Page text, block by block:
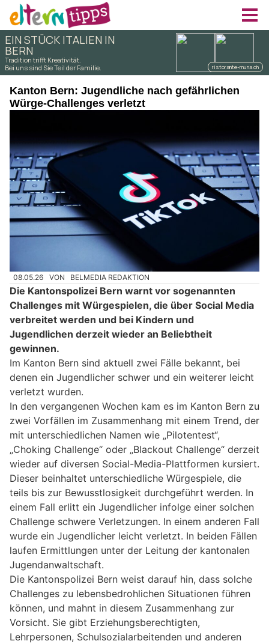
Kanton Bern: Jugendliche nach gefährlichen
Würge-Challenges verletzt
08.05.26 VON BELMEDIA REDAKTION
Die Kantonspolizei Bern warnt vor sogenannten
Challenges mit Würgespielen, die über Social Media
verbreitet werden und bei Kindern und
Jugendlichen derzeit wieder an Beliebtheit
gewinnen.
Im Kanton Bern sind aktuell zwei Fälle bekannt, bei
denen ein Jugendlicher schwer und ein weiterer leicht
verletzt wurden.
In den vergangenen Wochen kam es im Kanton Bern zu
zwei Vorfällen im Zusammenhang mit einem Trend, der
mit unterschiedlichen Namen wie „Pilotentest“,
„Choking Challenge“ oder „Blackout Challenge“ derzeit
wieder auf diversen Social-Media-Plattformen kursiert.
Dieser beinhaltet unterschiedliche Würgespiele, die
teils bis zur Bewusstlosigkeit durchgeführt werden. In
einem Fall erlitt ein Jugendlicher infolge einer solchen
Challenge schwere Verletzungen. In einem anderen Fall
wurde ein Jugendlicher leicht verletzt. In beiden Fällen
laufen Ermittlungen unter der Leitung der kantonalen
Jugendanwaltschaft.
Die Kantonspolizei Bern weist darauf hin, dass solche
Challenges zu lebensbedrohlichen Situationen führen
können, und mahnt in diesem Zusammenhang zur
Vorsicht. Sie gibt Erziehungsberechtigten,
Lehrpersonen, Schulsozialarbeitenden und anderen